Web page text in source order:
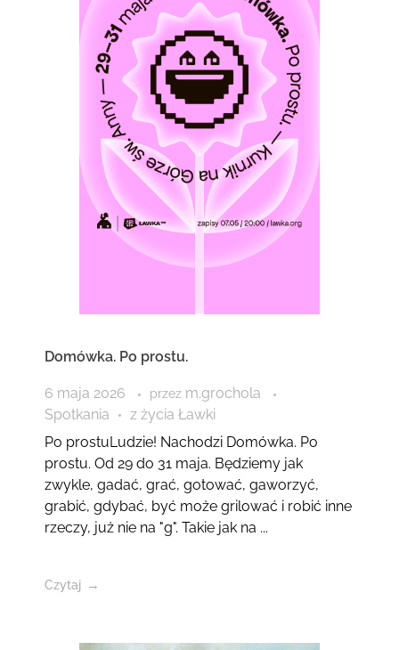
Domówka. Po prostu.
6 maja 2026 przez m.grochola
Spotkania
z życia Ławki
Po prostuLudzie! Nachodzi Domówka. Po
prostu. Od 29 do 31 maja. Będziemy jak
zwykle, gadać, grać, gotować, gaworzyć,
grabić, gdybać, być może grilować i robić inne
rzeczy, już nie na "g". Takie jak na ...
Czytaj